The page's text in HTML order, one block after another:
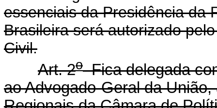
essenciais da Presidência da
Brasileira será autorizado
Civil.
Art. 2oFica delegada
ao Advogado-Geral da